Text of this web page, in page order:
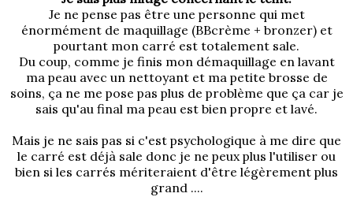
Je ne pense pas être une personne qui met
énormément de maquillage (BBcrème + bronzer) et
pourtant mon carré est totalement sale.
Du coup, comme je finis mon démaquillage en lavant
ma peau avec un nettoyant et ma petite brosse de
soins, ça ne me pose pas plus de problème que ça car je
sais qu'au final ma peau est bien propre et lavé.
Mais je ne sais pas si c'est psychologique à me dire que
le carré est déjà sale donc je ne peux plus l'utiliser ou
bien si les carrés mériteraient d'être légèrement plus
grand ....